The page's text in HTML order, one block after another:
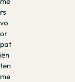
rs
vo
or
pat
iën
ten
me